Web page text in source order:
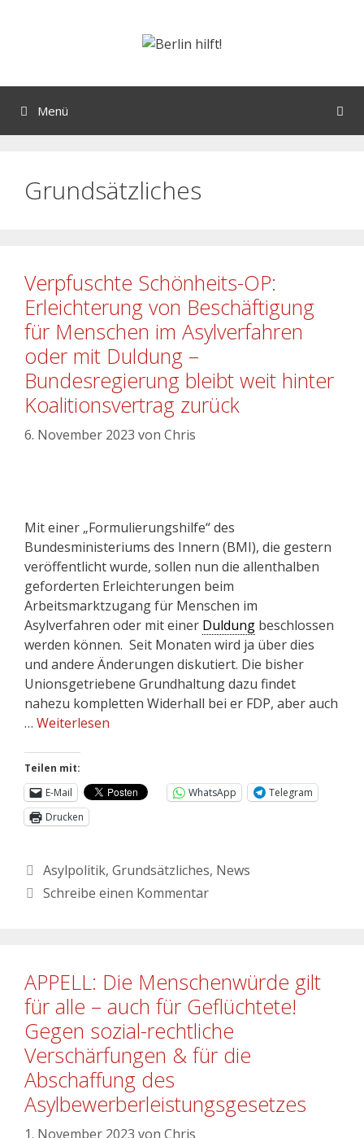
Menü
Grundsätzliches
Verpfuschte Schönheits-OP:
Erleichterung von Beschäftigung
für Menschen im Asylverfahren
oder mit Duldung –
Bundesregierung bleibt weit hinter
Koalitionsvertrag zurück
6. November 2023 von Chris
Mit einer „Formulierungshilfe“ des
Bundesministeriums des Innern (BMI), die gestern
veröffentlicht wurde, sollen nun die allenthalben
geforderten Erleichterungen beim
Arbeitsmarktzugang für Menschen im
Asylverfahren oder mit einer Duldung beschlossen
werden können. Seit Monaten wird ja über dies
und andere Änderungen diskutiert. Die bisher
Unionsgetriebene Grundhaltung dazu findet
nahezu kompletten Widerhall bei er FDP, aber auch
… Weiterlesen
Teilen mit:
E-Mail
WhatsApp
Telegram
Drucken
Asylpolitik, Grundsätzliches, News
Schreibe einen Kommentar
APPELL: Die Menschenwürde gilt
für alle – auch für Geflüchtete!
Gegen sozial-rechtliche
Verschärfungen & für die
Abschaffung des
Asylbewerberleistungsgesetzes
1. November 2023 von Chris